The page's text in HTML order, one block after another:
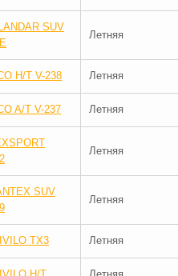
SUV
Летняя
H/T V-238 Летняя
A/T V-237 Летняя
Летняя
SUV
Летняя
TX3 Летняя